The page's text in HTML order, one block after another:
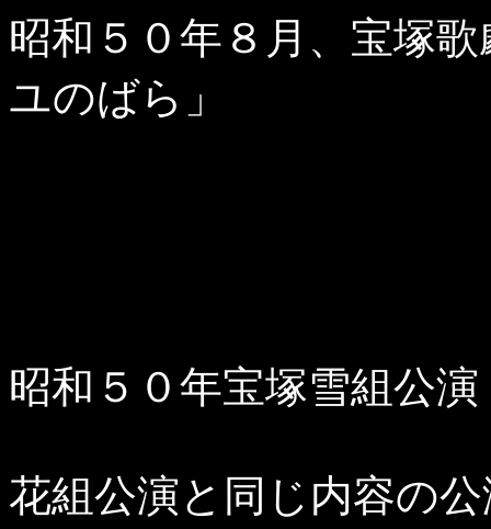
昭和５０年８月、宝塚
ユのばら」
昭和５０年宝塚雪組公
花組公演と同じ内容の